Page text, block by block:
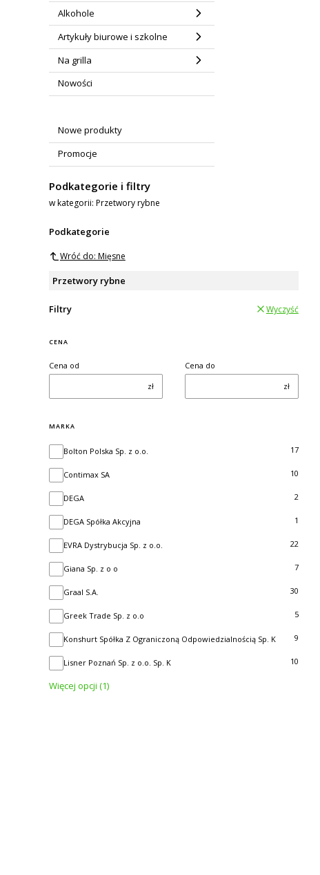
Alkohole
Artykuły biurowe i szkolne
Na grilla
Nowości
Nowe produkty
Promocje
Podkategorie i filtry
w kategorii: Przetwory rybne
Podkategorie
Wróć do: Mięsne
Przetwory rybne
Filtry Wyczyść
CENA
Cena od
zł
Cena do
zł
MARKA
MarkaBolton Polska Sp. z o.o. 17
Contimax SA 10
DEGA 2
DEGA Spółka Akcyjna 1
EVRA Dystrybucja Sp. z o.o. 22
Giana Sp. z o o 7
Graal S.A. 30
Greek Trade Sp. z o.o 5
Konshurt Spółka Z Ograniczoną Odpowiedzialnością Sp. K 9
Lisner Poznań Sp. z o.o. Sp. K 10
Więcej opcji (1)